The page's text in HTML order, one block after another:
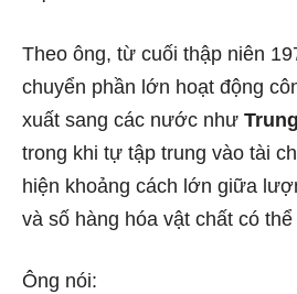
Theo ông, từ cuối thập niên
chuyển phần lớn hoạt động
xuất sang các nước như
trong khi tự tập trung vào tài
hiện khoảng cách lớn giữa
và số hàng hóa vật chất có
Ông nói: